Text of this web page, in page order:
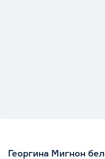
Георгина Мигнон